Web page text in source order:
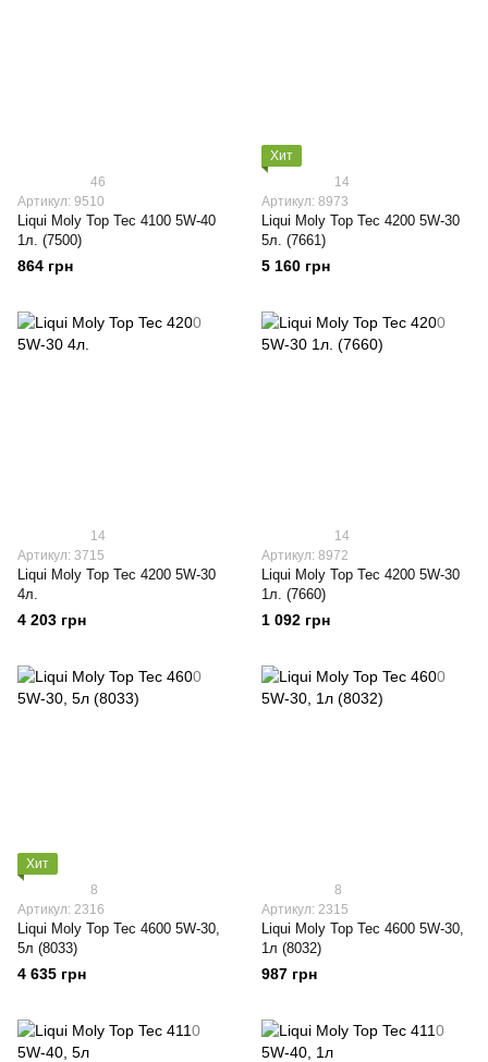
46
Артикул: 9510
Liqui Moly Top Tec 4100 5W-40
1л. (7500)
864 грн
Хит
14
Артикул: 8973
Liqui Moly Top Tec 4200 5W-30
5л. (7661)
5 160 грн
14
Артикул: 3715
Liqui Moly Top Tec 4200 5W-30
4л.
4 203 грн
14
Артикул: 8972
Liqui Moly Top Tec 4200 5W-30
1л. (7660)
1 092 грн
Хит
8
Артикул: 2316
Liqui Moly Top Tec 4600 5W-30,
5л (8033)
4 635 грн
8
Артикул: 2315
Liqui Moly Top Tec 4600 5W-30,
1л (8032)
987 грн